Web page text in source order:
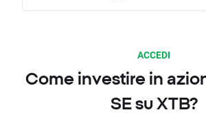
ACCEDI
Come investire in
SE su XTB?